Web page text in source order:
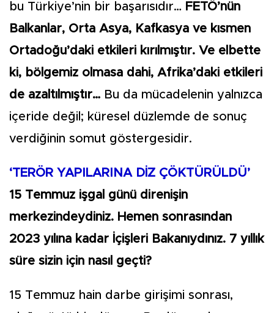
bu Türkiye’nin bir başarısıdır… FETÖ’nün
Balkanlar, Orta Asya, Kafkasya ve kısmen
Ortadoğu’daki etkileri kırılmıştır. Ve elbette
ki, bölgemiz olmasa dahi, Afrika’daki etkileri
de azaltılmıştır… Bu da mücadelenin yalnızca
içeride değil; küresel düzlemde de sonuç
verdiğinin somut göstergesidir.
‘TERÖR YAPILARINA DİZ ÇÖKTÜRÜLDÜ’
15 Temmuz işgal günü direnişin
merkezindeydiniz. Hemen sonrasından
2023 yılına kadar İçişleri Bakanıydınız. 7 yıllık
süre sizin için nasıl geçti?
15 Temmuz hain darbe girişimi sonrası,